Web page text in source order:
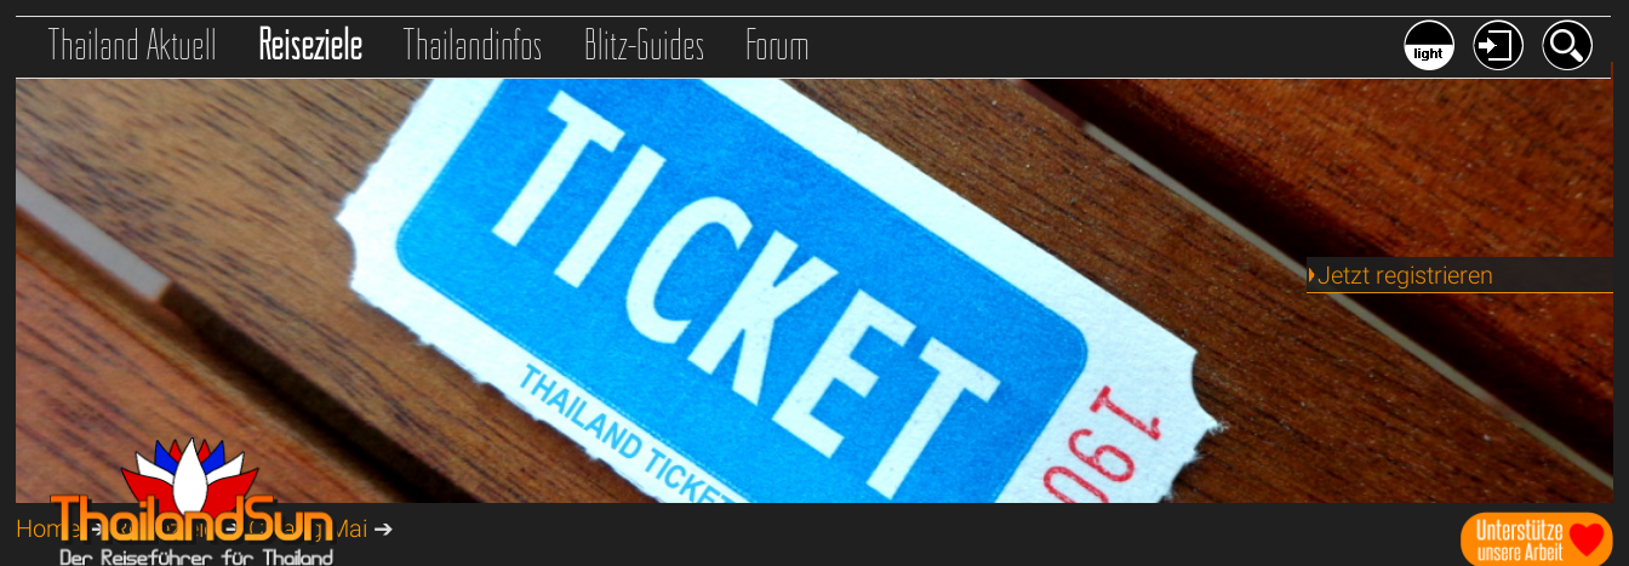
Thailand Aktuell Reiseziele Thailandinfos Blitz-Guides Forum
Jetzt registrieren
Home➔Reiseziele➔Chiang Mai ➔